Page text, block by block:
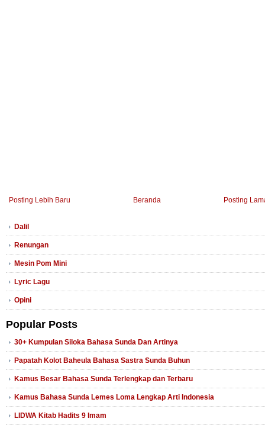
Posting Lebih Baru Posting
Beranda
Dalil
Renungan
Mesin Pom Mini
Lyric Lagu
Opini
Popular Posts
30+ Kumpulan Siloka Bahasa Sunda Dan Artinya
Papatah Kolot Baheula Bahasa Sastra Sunda Buhun
Kamus Besar Bahasa Sunda Terlengkap dan Terbaru
Kamus Bahasa Sunda Lemes Loma Lengkap Arti Indonesia
LIDWA Kitab Hadits 9 Imam